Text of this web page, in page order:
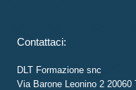
Contattaci:
DLT Formazione snc
Via Barone Leonino 2